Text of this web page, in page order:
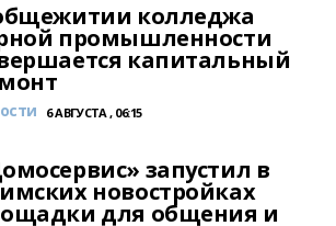
колледжа
промышленности
капитальный
6 АВГУСТА , 06:15
запустил в
новостройках
для общения и